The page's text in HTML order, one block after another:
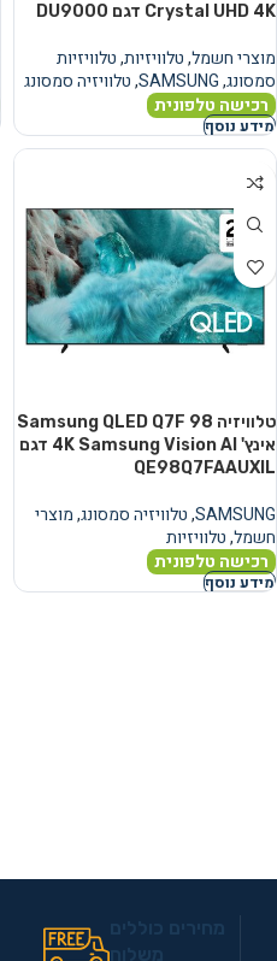
Crystal UHD 4K דגם DU9000
מוצרי חשמל,טלוויזיות,טלוויזיות
סמסונג,
SAMSUNG
,טלוויזיה סמסונג
רכישה טלפונית
מידע נוסף
טלוויזיה Samsung QLED Q7F 98
אינץ' 4K Samsung Vision AI דגם
QE98Q7FAAUXIL
SAMSUNG
,טלוויזיה סמסונג,מוצרי
חשמל,טלוויזיות
רכישה טלפונית
מידע נוסף